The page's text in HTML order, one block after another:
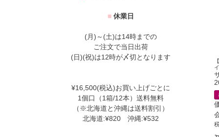
■ 休業日
(月)～(土)は14時までの
ご注文で当日出荷
(日)(祝)は12時が〆切となります
¥16,500(税込)お買い上げごとに
1個口（1箱/12本）送料無料
（※北海道と沖縄は送料割引）
北海道:¥820 沖縄:¥532